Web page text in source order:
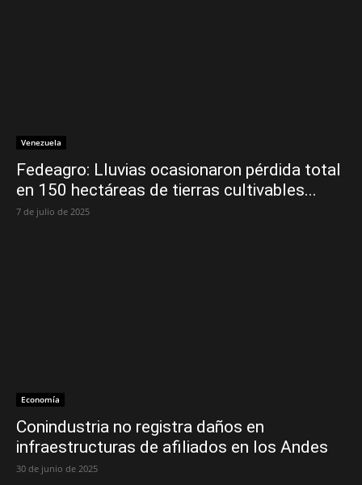
Venezuela
Fedeagro: Lluvias ocasionaron pérdida total
en 150 hectáreas de tierras cultivables...
7 de julio de 2025
Economía
Conindustria no registra daños en
infraestructuras de afiliados en los Andes
30 de junio de 2025